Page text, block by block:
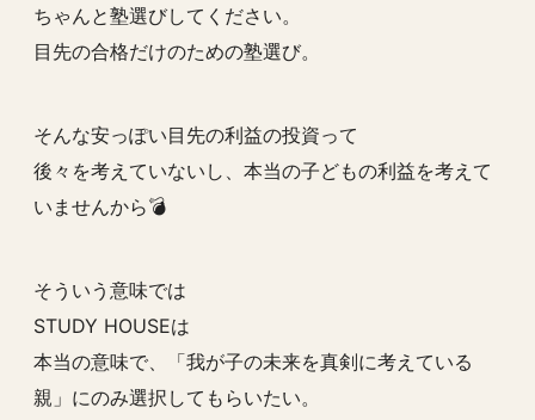
ちゃんと塾選びしてください。
目先の合格だけのための塾選び。
そんな安っぽい目先の利益の投資って
後々を考えていないし、本当の子どもの利益を考えて
いませんから💣
そういう意味では
STUDY HOUSEは
本当の意味で、「我が子の未来を真剣に考えている
親」にのみ選択してもらいたい。